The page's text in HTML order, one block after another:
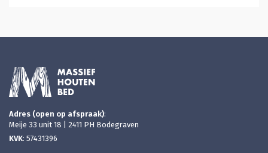
Adres (open op afspraak):
Meije 33 unit 18 | 2411 PH Bodegraven
KVK: 57431396